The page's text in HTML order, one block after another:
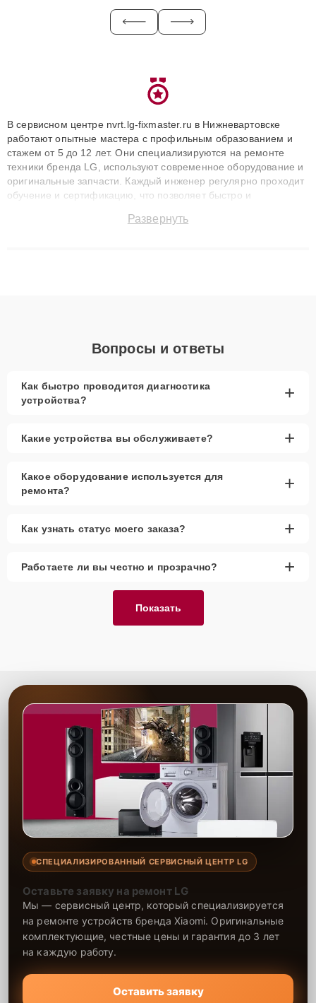
В сервисном центре nvrt.lg-fixmaster.ru в Нижневартовске
работают опытные мастера с профильным образованием и
стажем от 5 до 12 лет. Они специализируются на ремонте
техники бренда LG, используют современное оборудование и
оригинальные запчасти. Каждый инженер регулярно проходит
обучение и сертификацию, что позволяет быстро и
сохранением гарантии до 3 лет. Наши мастера решают
Развернуть
Вопросы и ответы
Как быстро проводится диагностика
устройства?
+
Какие устройства вы обслуживаете? +
Какое оборудование используется для
ремонта?
+
Как узнать статус моего заказа? +
Работаете ли вы честно и прозрачно? +
Показать
СПЕЦИАЛИЗИРОВАННЫЙ СЕРВИСНЫЙ ЦЕНТР LG
Оставьте заявку на ремонт LG
Мы — сервисный центр, который специализируется
на ремонте устройств бренда Xiaomi. Оригинальные
комплектующие, честные цены и гарантия до 3 лет
на каждую работу.
Оставить заявку